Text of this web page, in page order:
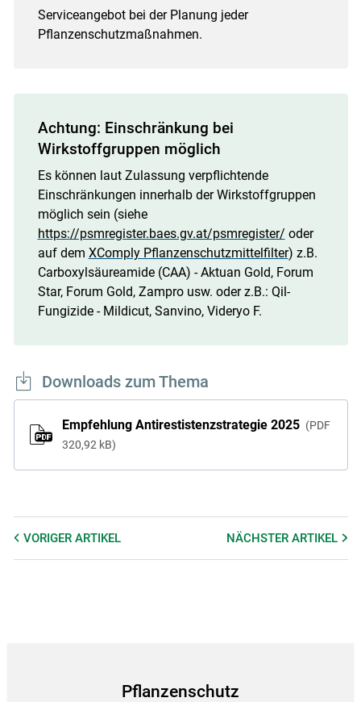
Serviceangebot bei der Planung jeder
Pflanzenschutzmaßnahmen.
Achtung: Einschränkung bei
Wirkstoffgruppen möglich
Es können laut Zulassung verpflichtende
Einschränkungen innerhalb der Wirkstoffgruppen
möglich sein (siehe
https://psmregister.baes.gv.at/psmregister/ oder
auf dem XComply Pflanzenschutzmittelfilter) z.B.
Carboxylsäureamide (CAA) - Aktuan Gold, Forum
Star, Forum Gold, Zampro usw. oder z.B.: Qil-
Fungizide - Mildicut, Sanvino, Videryo F.
Downloads zum Thema
Empfehlung Antirestistenzstrategie 2025
PDF
320,92 kB
VORIGER ARTIKEL NÄCHSTERARTIKEL
Pflanzenschutz